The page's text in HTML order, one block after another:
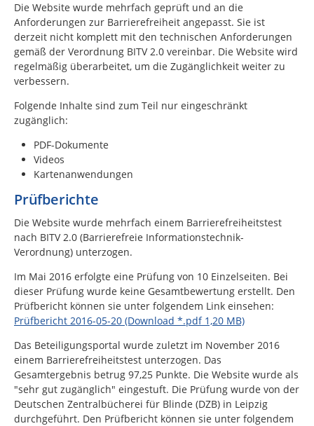
Die Website wurde mehrfach geprüft und an die
Anforderungen zur Barrierefreiheit angepasst. Sie ist
derzeit nicht komplett mit den technischen Anforderungen
gemäß der Verordnung BITV 2.0 vereinbar. Die Website wird
regelmäßig überarbeitet, um die Zugänglichkeit weiter zu
verbessern.
Folgende Inhalte sind zum Teil nur eingeschränkt
zugänglich:
PDF-Dokumente
Videos
Kartenanwendungen
Prüfberichte
Die Website wurde mehrfach einem Barrierefreiheitstest
nach BITV 2.0 (Barrierefreie Informationstechnik-
Verordnung) unterzogen.
Im Mai 2016 erfolgte eine Prüfung von 10 Einzelseiten. Bei
dieser Prüfung wurde keine Gesamtbewertung erstellt. Den
Prüfbericht können sie unter folgendem Link einsehen:
Prüfbericht 2016-05-20 (Download *.pdf 1,20 MB)
Das Beteiligungsportal wurde zuletzt im November 2016
einem Barrierefreiheitstest unterzogen. Das
Gesamtergebnis betrug 97,25 Punkte. Die Website wurde als
"sehr gut zugänglich" eingestuft. Die Prüfung wurde von der
Deutschen Zentralbücherei für Blinde (DZB) in Leipzig
durchgeführt. Den Prüfbericht können sie unter folgendem